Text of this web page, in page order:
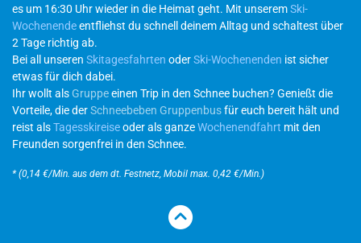
es um 16:30 Uhr wieder in die Heimat geht. Mit unseremSki-
Wochenendeentfliehst du schnell deinem Alltag und schaltest über
2 Tage richtig ab.
Bei all unseren Skitagesfahrten oderSki-Wochenenden ist sicher
etwas für dich dabei.
Ihr wollt alsGruppeeinen Trip in den Schnee buchen? Genießt die
Vorteile, die derSchneebeben Gruppenbusfür euch bereit hält und
reist alsTagesskireiseoder als ganzeWochenendfahrt mit den
Freunden sorgenfrei in den Schnee.
* (0,14 €/Min. aus dem dt. Festnetz, Mobil max. 0,42 €/Min.)